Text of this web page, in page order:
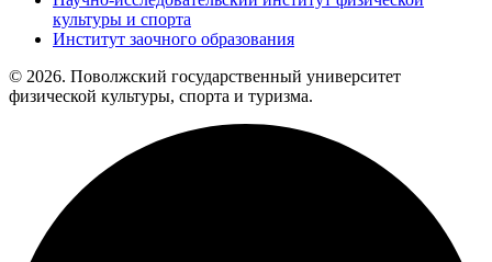
культуры и спорта
Институт заочного образования
© 2026. Поволжский государственный университет
физической культуры, спорта и туризма.